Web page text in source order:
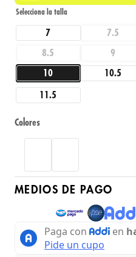
7 7.5
8.5 9
10 10.5
11.5
Colores
MEDIOS DE PAGO